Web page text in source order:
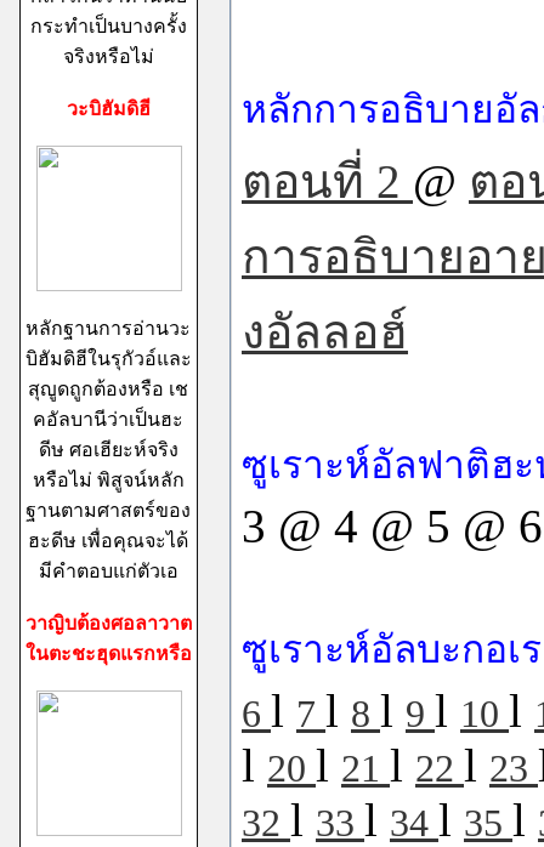
กระทำเป็นบางครั้ง
จริงหรือไม่
วะบิฮัมดิฮี
หลักฐานการอ่านวะ
บิฮัมดิฮีในรุกัวอ์และ
สุญูดถูกต้องหรือ เช
คอัลบานีว่าเป็นฮะ
ดีษ ศอเฮียะห์จริง
หรือไม่ พิสูจน์หลัก
ฐานตามศาสตร์ของ
ฮะดีษ เพื่อคุณจะได้
มีคำตอบแก่ตัวเอ
วาญิบต้องศอลาวาต
ในตะชะฮุดแรกหรือ
หลักการอธิบายอั
ตอนที่ 2 @ ตอ
การอธิบายอ
งอัลลอฮ์
ซูเราะห์อัลฟาติฮ
3 @ 4 @ 5 @
ซูเราะห์อัลบะกอเ
6 l 7 l 8 l 9 l 10 l
l 20 l 21 l 22 l 23
32 l 33 l 34 l 35 l